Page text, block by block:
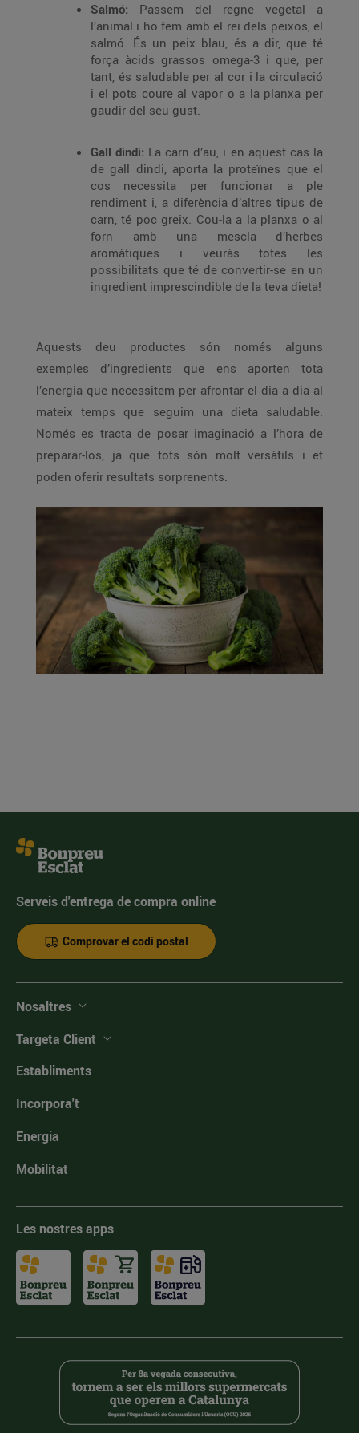
Salmó: Passem del regne vegetal a
l’animal i ho fem amb el rei dels peixos, el
salmó. És un peix blau, és a dir, que té
força àcids grassos omega-3 i que, per
tant, és saludable per al cor i la circulació
i el pots coure al vapor o a la planxa per
gaudir del seu gust.
Gall dindi: La carn d’au, i en aquest cas la
de gall dindi, aporta la proteïnes que el
cos necessita per funcionar a ple
rendiment i, a diferència d’altres tipus de
carn, té poc greix. Cou-la a la planxa o al
forn amb una mescla d’herbes
aromàtiques i veuràs totes les
possibilitats que té de convertir-se en un
ingredient imprescindible de la teva dieta!
Aquests deu productes són només alguns
exemples d’ingredients que ens aporten tota
l’energia que necessitem per afrontar el dia a dia al
mateix temps que seguim una dieta saludable.
Només es tracta de posar imaginació a l’hora de
preparar-los, ja que tots són molt versàtils i et
poden oferir resultats sorprenents.
Serveis d'entrega de compra online
Comprovar el codi postal
Nosaltres
Targeta Client
Establiments
Incorpora't
Energia
Mobilitat
Les nostres apps